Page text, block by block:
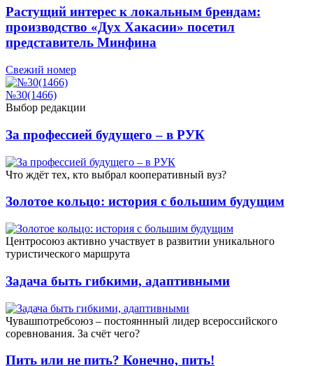
Растущий интерес к локальным брендам:
производство «Дух Хакасии» посетил
представитель Минфина
Свежий номер
№30(1466)
Выбор редакции
За профессией будущего – в РУК
Что ждёт тех, кто выбрал кооперативный вуз?
Золотое кольцо: история с большим будущим
Центросоюз активно участвует в развитии уникального
туристического маршрута
Задача быть гибкими, адаптивными
Чувашпотребсоюз – постояннный лидер всероссийского
соревнования. За счёт чего?
Пить или не пить? Конечно, пить!